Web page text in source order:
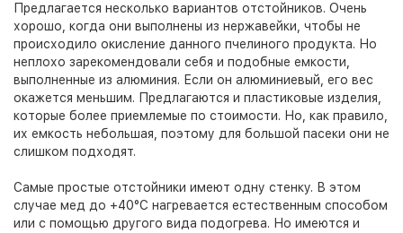
Предлагается несколько вариантов отстойников. Очень
хорошо, когда они выполнены из нержавейки, чтобы не
происходило окисление данного пчелиного продукта. Но
неплохо зарекомендовали себя и подобные емкости,
выполненные из алюминия. Если он алюминиевый, его вес
окажется меньшим. Предлагаются и пластиковые изделия,
которые более приемлемые по стоимости. Но, как правило,
их емкость небольшая, поэтому для большой пасеки они не
слишком подходят.
Самые простые отстойники имеют одну стенку. В этом
случае мед до +40°C нагревается естественным способом
или с помощью другого вида подогрева. Но имеются и